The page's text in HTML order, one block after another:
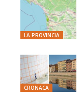
LA PROVINCIA
CRONACA